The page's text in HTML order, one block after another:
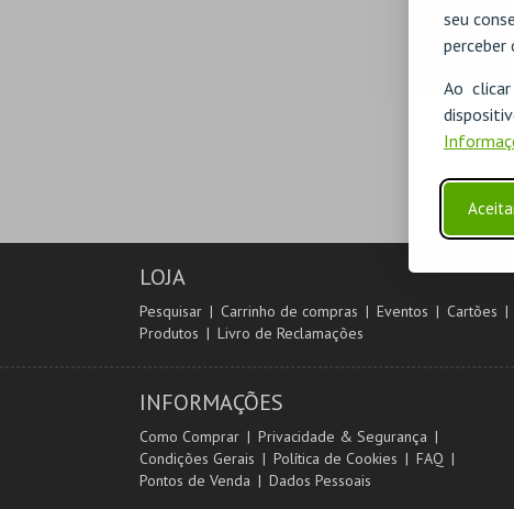
seu
Ao
LOJA
Pesquisar Carrinho de compras Eventos
Cartões
Produtos
Livro de Reclamações
INFORMAÇÕES
Como Comprar
Privacidade & Segurança
Condições Gerais
Política de Cookies
FAQ
Pontos de Venda
Dados Pessoais